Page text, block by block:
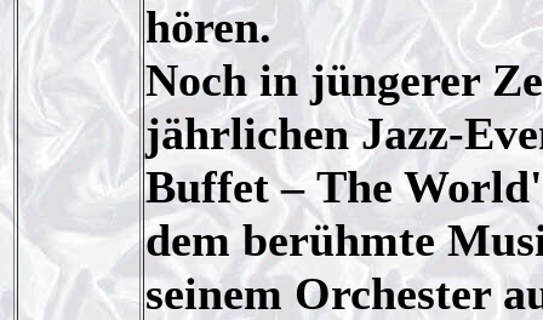
hören.
Noch in jüngerer
jährlichen Jazz-
Buffet – The
dem berühmte
seinem Orchester